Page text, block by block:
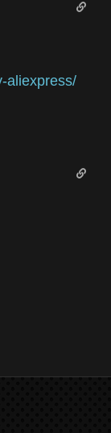
aliexpress/